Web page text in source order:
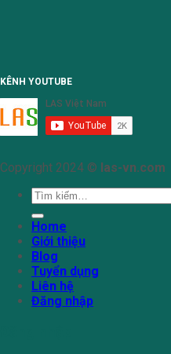
KÊNH YOUTUBE
Copyright 2024 © las-vn.com
Tìm
kiếm:
Home
Giới thiệu
Blog
Tuyển dụng
Liên hệ
Đăng nhập